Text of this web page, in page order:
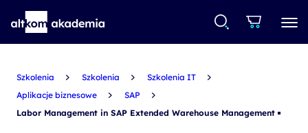
Szkolenia Szkolenia
Szkolenia IT
Aplikacje biznesowe
SAP
Labor Management in SAP Extended Warehouse Management